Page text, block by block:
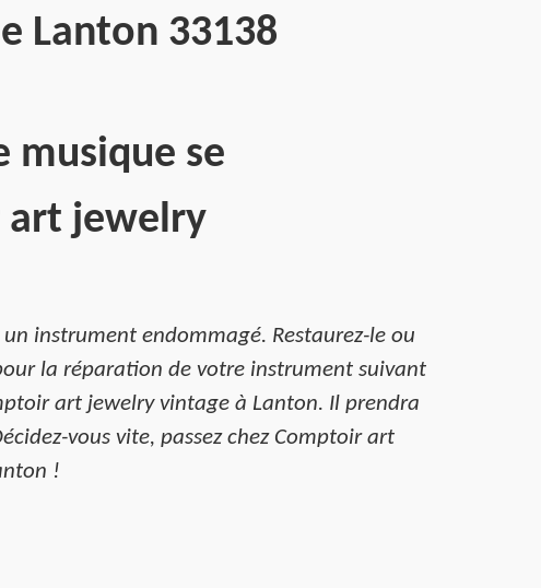
Lanton 33138
musique se
art jewelry
instrument endommagé. Restaurez-le ou
la réparation de votre instrument suivant
art jewelry vintage à Lanton. Il prendra
vous vite, passez chez Comptoir art
!